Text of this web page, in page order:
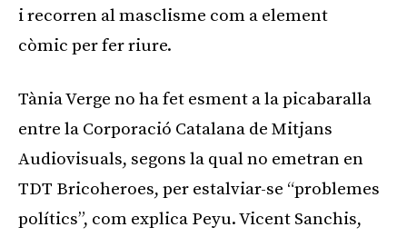
i recorren al masclisme com a element
còmic per fer riure.
Tània Verge no ha fet esment a la picabaralla
entre la Corporació Catalana de Mitjans
Audiovisuals, segons la qual no emetran en
TDT Bricoheroes, per estalviar-se “problemes
polítics”, com explica Peyu. Vicent Sanchis,